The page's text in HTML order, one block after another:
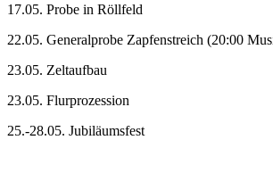
17.05. Probe in Röllfeld
22.05. Generalprobe Zapfenstreich (20:00
23.05. Zeltaufbau
23.05. Flurprozession
25.-28.05. Jubiläumsfest